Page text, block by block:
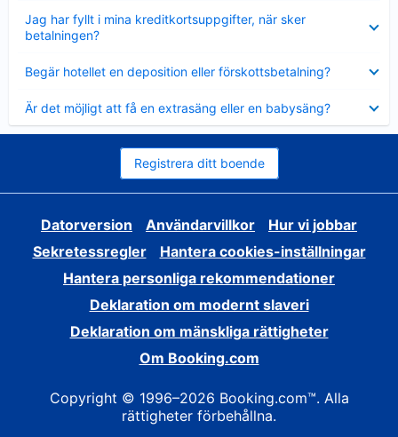
Jag har fyllt i mina kreditkortsuppgifter, när sker
betalningen?
mindre
Begär hotellet en deposition eller förskottsbetalning?
mindre
Är det möjligt att få en extrasäng eller en babysäng?
mindre
Registrera ditt boende
Datorversion Användarvillkor
Hur vi jobbar
Sekretessregler
Hantera cookies-inställningar
Hantera personliga rekommendationer
Deklaration om modernt slaveri
Deklaration om mänskliga rättigheter
Om Booking.com
Copyright © 1996–2026 Booking.com™. Alla
rättigheter förbehållna.